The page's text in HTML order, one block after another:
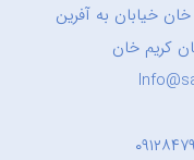
خیابان به آفرین